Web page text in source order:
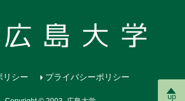
up
リシー プライバシーポリシー